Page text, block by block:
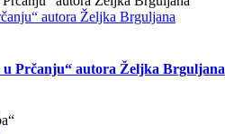
autora Željka Brguljana
u Prčanju“ autora Željka Brguljana